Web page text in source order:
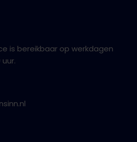
is bereikbaar op werkdagen